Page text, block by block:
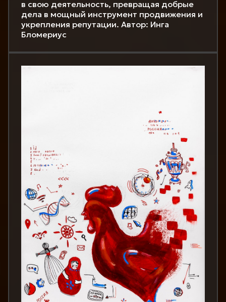
в свою деятельность, превращая добрые
дела в мощный инструмент продвижения и
укрепления репутации. Автор: Инга
Бломериус